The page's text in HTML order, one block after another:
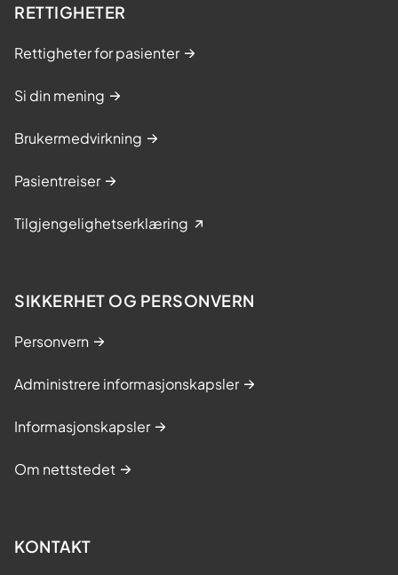
RETTIGHETER
Rettigheter for pasienter
Si din mening
Brukermedvirkning
Pasientreiser
Tilgjengelighetserklæring
SIKKERHET OG PERSONVERN
Personvern
Administrere informasjonskapsler
Informasjonskapsler
Om nettstedet
KONTAKT